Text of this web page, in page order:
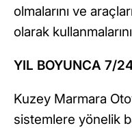
olmalarını ve
olarak
YIL BOYUNCA 7/
Kuzey Marmara
sistemlere yönelik